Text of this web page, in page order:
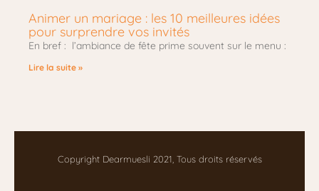
Animer un mariage : les 10 meilleures idées
pour surprendre vos invités
En bref : l’ambiance de fête prime souvent sur le menu :
Lire la suite »
Copyright Dearmuesli 2021, Tous droits réservés